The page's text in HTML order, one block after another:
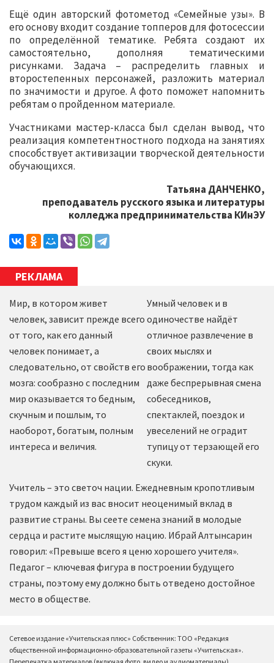
Ещё один авторский фотометод «Семейные узы». В
его основу входит создание топперов для фотосессии
по определённой тематике. Ребята создают их
самостоятельно, дополняя тематическими
рисунками. Задача – распределить главных и
второстепенных персонажей, разложить материал
по значимости и другое. А фото поможет напомнить
ребятам о пройденном материале.
Участниками мастер-класса был сделан вывод, что
реализация компетентностного подхода на занятиях
способствует активизации творческой деятельности
обучающихся.
Татьяна ДАНЧЕНКО,
преподаватель русского языка и литературы
колледжа предпринимательства КИнЭУ
РЕКЛАМА
Мир, в котором живет
человек, зависит прежде всего
от того, как его данный
человек понимает, а
следовательно, от свойств его
мозга: сообразно с последним
мир оказывается то бедным,
скучным и пошлым, то
наоборот, богатым, полным
интереса и величия.
Умный человек и в
одиночестве найдёт
отличное развлечение в
своих мыслях и
воображении, тогда как
даже беспрерывная смена
собеседников,
спектаклей, поездок и
увеселений не оградит
тупицу от терзающей его
скуки.
Учитель – это светоч нации. Ежедневным кропотливым
трудом каждый из вас вносит неоценимый вклад в
развитие страны. Вы сеете семена знаний в молодые
сердца и растите мыслящую нацию. Ибрай Алтынсарин
говорил: «Превыше всего я ценю хорошего учителя».
Педагог – ключевая фигура в построении будущего
страны, поэтому ему должно быть отведено достойное
место в обществе.
Сетевое издание «Учительская плюс» Собственник: ТОО «Редакция
общественной информационно-образовательной газеты «Учительская».